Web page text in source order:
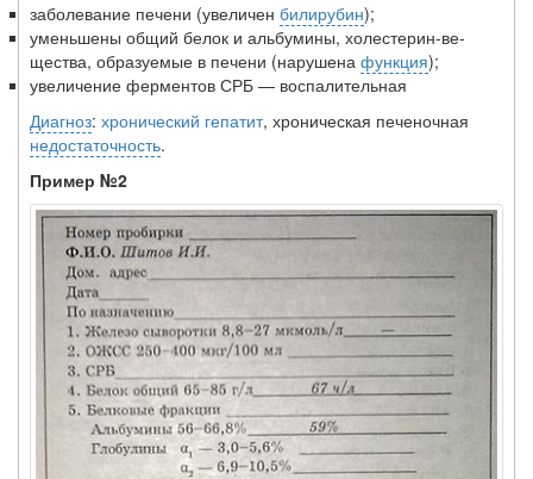
заболевание печени (увеличен билирубин);
уменьшены общий белок и альбумины, холестерин-ве­
щества, образуемые в печени (нарушена функция);
увеличение ферментов СРБ — воспалительная
Диагноз: хронический гепатит, хроническая печеноч­ная
недостаточность.
Пример №2